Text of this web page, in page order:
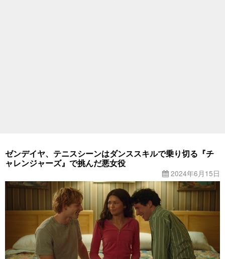
ゼンデイヤ、テニスシーンはダンススキルで乗り切る『チ
ャレンジャーズ』で挑んだ悪女役
2024年6月15日